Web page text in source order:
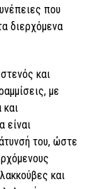
που
διερχόμενα
και
με
και
είναι
του, ώστε
και